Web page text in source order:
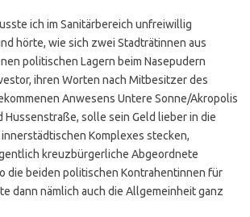
ich im Sanitärbereich unfreiwillig
hörte, wie sich zwei Stadträtinnen aus
politischen Lagern beim Nasepudern
ihren Worten nach Mitbesitzer des
Anwesens Untere Sonne/Akropolis
Hussenstraße, solle sein Geld lieber in die
Komplexes stecken,
kreuzbürgerliche Abgeordnete
die beiden politischen Kontrahentinnen für
dann nämlich auch die Allgemeinheit ganz